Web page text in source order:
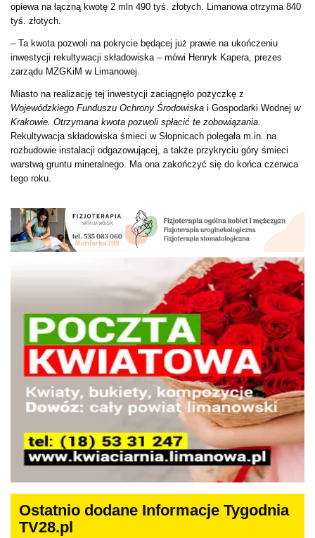
opiewa na łączną kwotę 2 mln 490 tyś. złotych. Limanowa otrzyma 840
tyś. złotych.
– Ta kwota pozwoli na pokrycie będącej już prawie na ukończeniu
inwestycji rekultywacji składowiska – mówi Henryk Kapera, prezes
zarządu MZGKiM w Limanowej.
Miasto na realizację tej inwestycji zaciągnęło pożyczkę z
Wojewódzkiego Funduszu Ochrony Środowiska i Gospodarki Wodnej w
Krakowie. Otrzymana kwota pozwoli spłacić te zobowiązania.
Rekultywacja składowiska śmieci w Słopnicach polegała m.in. na
rozbudowie instalacji odgazowującej, a także przykryciu góry śmieci
warstwą gruntu mineralnego. Ma ona zakończyć się do końca czerwca
tego roku.
Ostatnio dodane Informacje Tygodnia
TV28.pl